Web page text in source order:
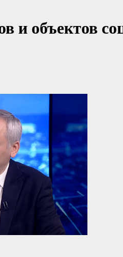
и объектов